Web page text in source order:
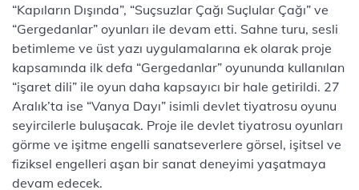
“Kapıların Dışında”, “Suçsuzlar Çağı Suçlular Çağı” ve
“Gergedanlar” oyunları ile devam etti. Sahne turu, sesli
betimleme ve üst yazı uygulamalarına ek olarak proje
kapsamında ilk defa “Gergedanlar” oyununda kullanılan
“işaret dili” ile oyun daha kapsayıcı bir hale getirildi. 27
Aralık’ta ise “Vanya Dayı” isimli devlet tiyatrosu oyunu
seyircilerle buluşacak. Proje ile devlet tiyatrosu oyunları
görme ve işitme engelli sanatseverlere görsel, işitsel ve
fiziksel engelleri aşan bir sanat deneyimi ‎yaşatmaya
devam edecek.